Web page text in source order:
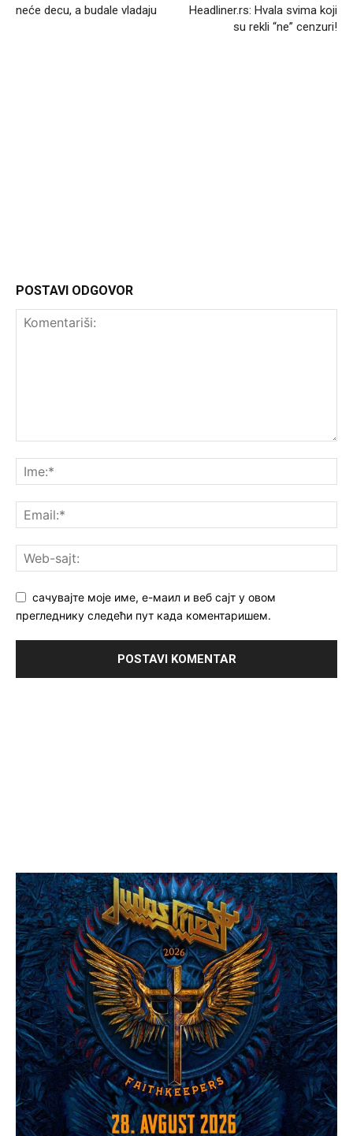
neće decu, a budale vladaju
Headliner.rs: Hvala svima koji
su rekli “ne” cenzuri!
POSTAVI ODGOVOR
сачувајте моје име, е-маил и веб сајт у овом
прегледнику следећи пут када коментаришем.